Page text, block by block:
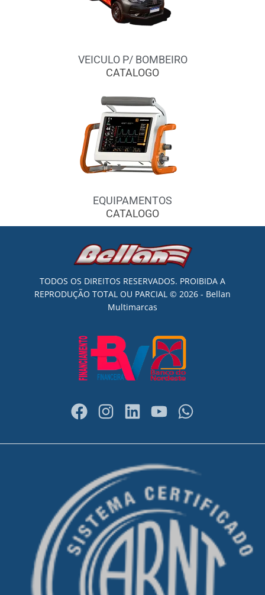
VEICULO P/ BOMBEIRO
CATALOGO
EQUIPAMENTOS
CATALOGO
TODOS OS DIREITOS RESERVADOS. PROIBIDA A
REPRODUÇÃO TOTAL OU PARCIAL © 2026 - Bellan
Multimarcas